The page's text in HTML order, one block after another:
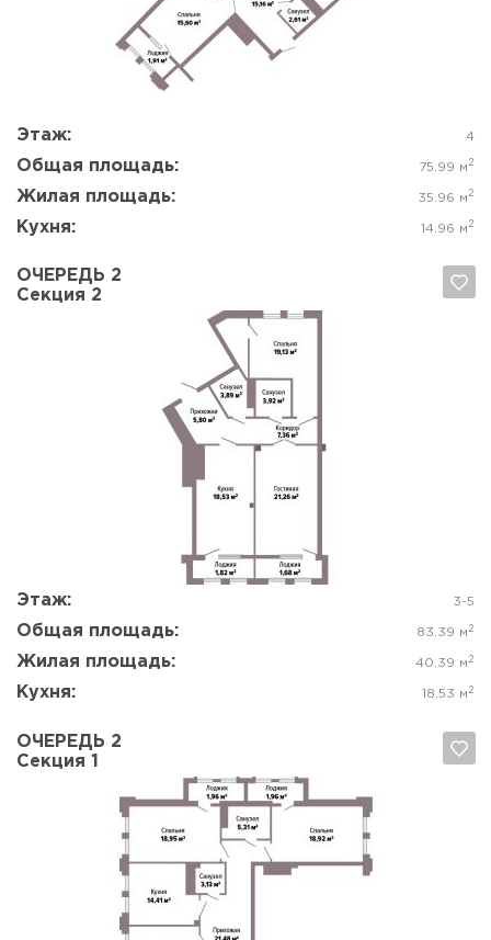
Этаж: 4
Общая площадь: 75.99 м 2
Жилая площадь: 35.96 м 2
Кухня: 14.96 м 2
Да, удалить
ОЧЕРЕДЬ 2
Секция 2
Этаж: 3-5
Общая площадь: 83.39 м 2
Жилая площадь: 40.39 м 2
Кухня: 18.53 м 2
Да, удалить Отмена
ОЧЕРЕДЬ 2
Секция 1